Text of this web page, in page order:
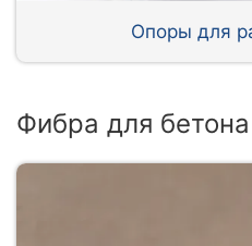
Опоры для
Фибра для бетона